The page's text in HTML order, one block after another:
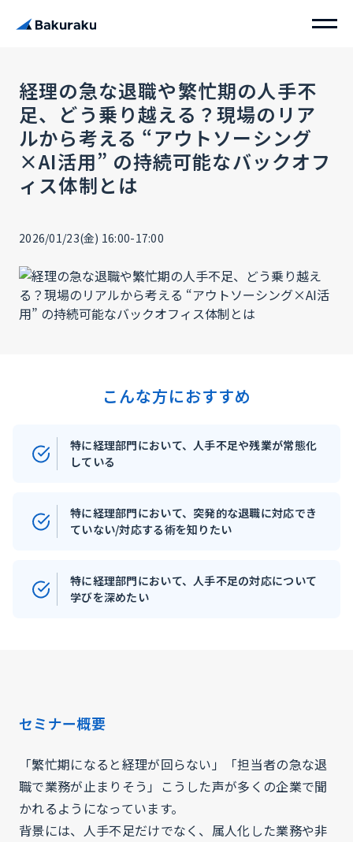
経理の急な退職や繁忙期の人手不
足、どう乗り越える？現場のリア
ルから考える “アウトソーシング
×AI活用” の持続可能なバックオフ
ィス体制とは
2026/01/23(金) 16:00-17:00
こんな方におすすめ
特に経理部門において、人手不足や残業が常態化
している
特に経理部門において、突発的な退職に対応でき
ていない/対応する術を知りたい
特に経理部門において、人手不足の対応について
学びを深めたい
セミナー概要
「繁忙期になると経理が回らない」「担当者の急な退
職で業務が止まりそう」こうした声が多くの企業で聞
かれるようになっています。
背景には、人手不足だけでなく、属人化した業務や非